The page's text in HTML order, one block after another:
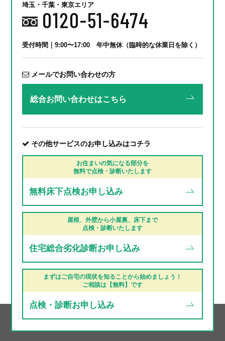
埼玉・千葉・東京エリア
0120-51-6474
受付時間｜9:00〜17:00 年中無休（臨時的な休業日を除く）
メールでお問い合わせの方
総合お問い合わせはこちら
その他サービスのお申し込みはコチラ
お住まいの気になる部分を
無料で点検・診断いたします
無料床下点検お申し込み
屋根、外壁から小屋裏、床下まで
点検・診断いたします
住宅総合劣化診断お申し込み
まずはご自宅の現状を知ることから始めましょう！
ご相談は【無料】です
点検・診断お申し込み